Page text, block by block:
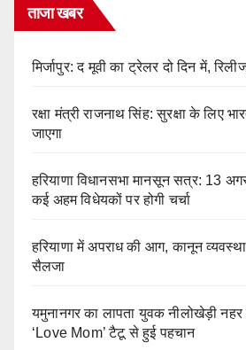
ताजा खबर
मिर्जापुर: द मूवी का ट्रेलर दो दिन में,
रक्षा मंत्री राजनाथ सिंह: सुरक्षा के लिए
जाएगा
हरियाणा विधानसभा मानसून सत्र: 13
कई अहम विधेयकों पर होगी चर्चा
हरियाणा में अपराध की आग, कानून
सैलजा
यमुनानगर का लापता युवक नीलोखेड़ी नहर
‘Love Mom’ टैटू से हुई पहचान